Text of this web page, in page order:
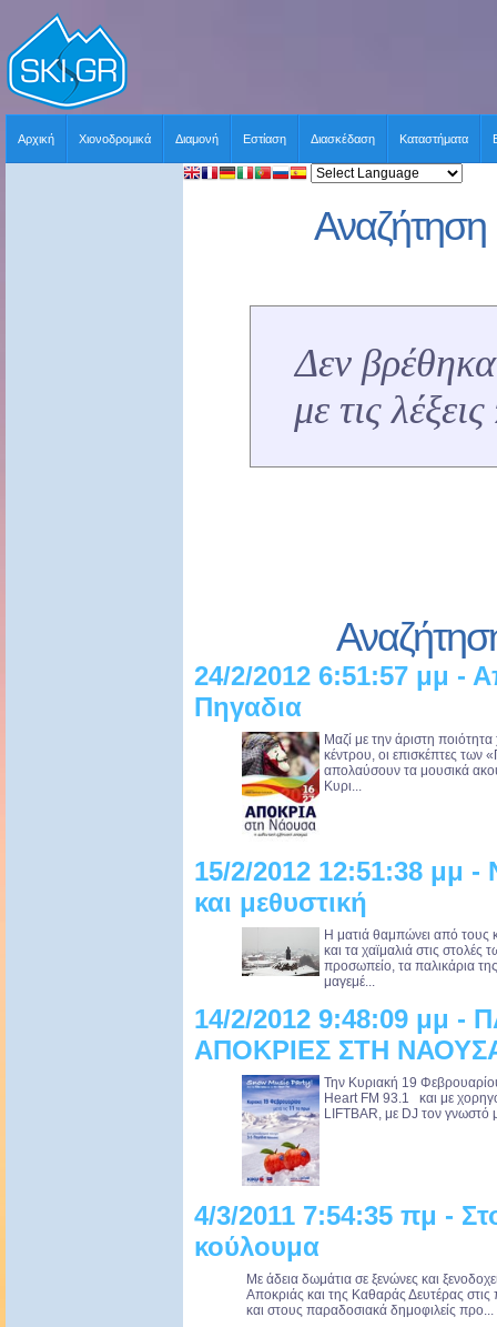
Αρχική Χιονοδρομικά Διαμονή Εστίαση Διασκέδαση Καταστήματα
Αναζήτηση
Δεν
με τις
24/2/2012 6:51:57 μμ -
Πηγαδια
Μαζί με την άριστη ποιότητα
κέντρου, οι επισκέπτες των
απολαύσουν τα μουσικά
Κυρι...
15/2/2012 12:51:38 μμ
και μεθυστική
Η ματιά θαμπώνει από τους
και τα χαϊμαλιά στις
προσωπείο, τα παλικάρια
μαγεμέ...
14/2/2012 9:48:09 μμ -
ΑΠΟΚΡΙΕΣ ΣΤΗ
Την Κυριακή 19
Heart FM 93.1 και με
LIFTBAR, με DJ τον
4/3/2011 7:54:35 πμ -
κούλουμα
Με άδεια δωμάτια σε ξενώνες και
Αποκριάς και της Καθαράς Δευτέρας
και στους παραδοσιακά δημοφιλείς προ...